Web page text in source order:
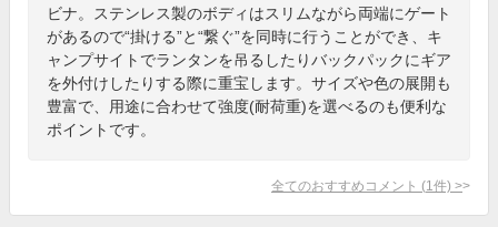
ビナ。ステンレス製のボディはスリムながら両端にゲート
があるので“掛ける”と“繋ぐ”を同時に行うことができ、キ
ャンプサイトでランタンを吊るしたりバックパックにギア
を外付けしたりする際に重宝します。サイズや色の展開も
豊富で、用途に合わせて強度(耐荷重)を選べるのも便利な
ポイントです。
全てのおすすめコメント (1 件) >